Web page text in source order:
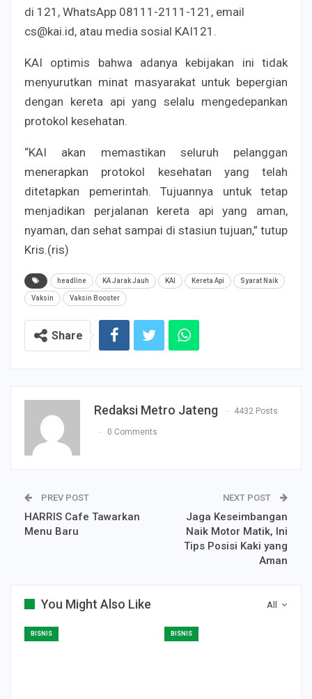
di 121, WhatsApp 08111-2111-121, email
cs@kai.id, atau media sosial KAI121.
KAI optimis bahwa adanya kebijakan ini tidak
menyurutkan minat masyarakat untuk bepergian
dengan kereta api yang selalu mengedepankan
protokol kesehatan.
“KAI akan memastikan seluruh pelanggan
menerapkan protokol kesehatan yang telah
ditetapkan pemerintah. Tujuannya untuk tetap
menjadikan perjalanan kereta api yang aman,
nyaman, dan sehat sampai di stasiun tujuan,” tutup
Kris.(ris)
headline KA Jarak Jauh KAI Kereta Api Syarat Naik
Vaksin Vaksin Booster
Share
Redaksi Metro Jateng 4432 Posts
0 Comments
PREV POST
HARRIS Cafe Tawarkan
Menu Baru
NEXT POST
Jaga Keseimbangan
Naik Motor Matik, Ini
Tips Posisi Kaki yang
Aman
All
You Might Also Like
BISNIS BISNIS